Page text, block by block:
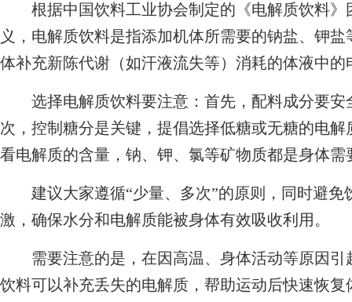
根据中国饮料工业协会制定的《电解质饮料》
义，电解质饮料是指添加机体所需要的钠盐、钾
体补充新陈代谢（如汗液流失等）消耗的体液中
选择电解质饮料要注意：首先，配料成分要安
次，控制糖分是关键，提倡选择低糖或无糖的电
看电解质的含量，钠、钾、氯等矿物质都是身体需
建议大家遵循“少量、多次”的原则，同时避免
激，确保水分和电解质能被身体有效吸收利用。
需要注意的是，在因高温、身体活动等原因引
饮料可以补充丢失的电解质，帮助运动后快速恢